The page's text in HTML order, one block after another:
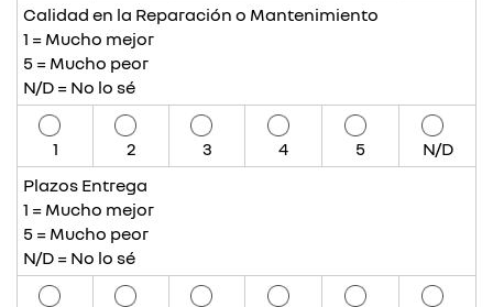
Calidad en la Reparación o Mantenimiento
1 = Mucho mejor
5 = Mucho peor
N/D = No lo sé
1 2 3 4 5
N/D
Plazos Entrega
1 = Mucho mejor
5 = Mucho peor
N/D = No lo sé